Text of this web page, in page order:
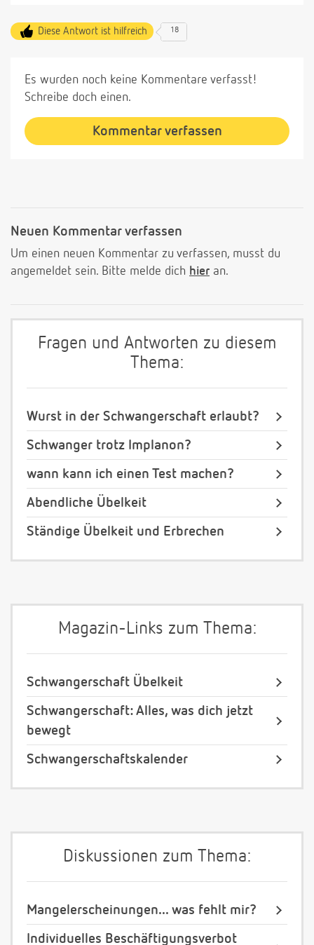
Diese Antwort ist hilfreich 18
Es wurden noch keine Kommentare verfasst!
Schreibe doch einen.
Kommentar verfassen
Neuen Kommentar verfassen
Um einen neuen Kommentar zu verfassen, musst du
angemeldet sein. Bitte melde dich hier an.
Fragen und Antworten zu diesem
Thema:
Wurst in der Schwangerschaft erlaubt?
Schwanger trotz Implanon?
wann kann ich einen Test machen?
Abendliche Übelkeit
Ständige Übelkeit und Erbrechen
Magazin-Links zum Thema:
Schwangerschaft Übelkeit
Schwangerschaft: Alles, was dich jetzt
bewegt
Schwangerschaftskalender
Diskussionen zum Thema:
Mangelerscheinungen... was fehlt mir?
Individuelles Beschäftigungsverbot